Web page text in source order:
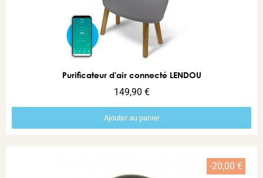
Aperçu rapide
Purificateur d'air connecté LENDOU
149,90 €
Ajouter au panier
-20,00 €